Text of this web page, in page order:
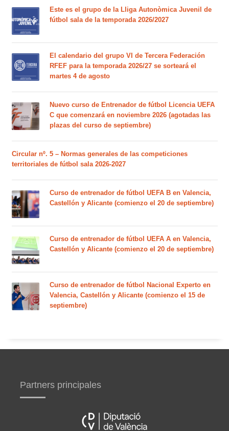
Este es el grupo de la Lliga Autonòmica Juvenil de
fútbol sala de la temporada 2026/2027
El calendario del grupo VI de Tercera Federación
RFEF para la temporada 2026/27 se sorteará el
martes 4 de agosto
Nuevo curso de Entrenador de fútbol Licencia UEFA
C que comenzará en noviembre 2026 (agotadas las
plazas del curso de septiembre)
Circular nº. 5 – Normas generales de las competiciones
territoriales de fútbol sala 2026-2027
Curso de entrenador de fútbol UEFA B en Valencia,
Castellón y Alicante (comienzo el 20 de septiembre)
Curso de entrenador de fútbol UEFA A en Valencia,
Castellón y Alicante (comienzo el 20 de septiembre)
Curso de entrenador de fútbol Nacional Experto en
Valencia, Castellón y Alicante (comienzo el 15 de
septiembre)
Partners principales